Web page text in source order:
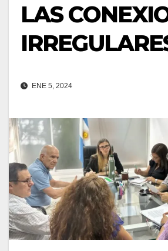
LAS
ENE 5, 2024